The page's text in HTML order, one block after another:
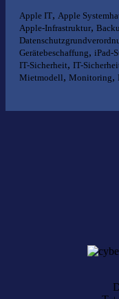
Apple IT, Apple
Apple-Infrastruktur,
Gerätebeschaffung, iPad-
IT-Sicherheit, IT-
Mietmodell, Monitoring,